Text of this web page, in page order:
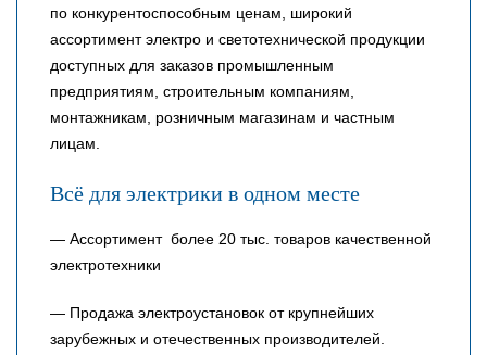
по конкурентоспособным ценам, широкий
ассортимент электро и светотехнической продукции
доступных для заказов промышленным
предприятиям, строительным компаниям,
монтажникам, розничным магазинам и частным
лицам.
Всё для электрики в одном месте
— Ассортимент более 20 тыс. товаров качественной
электротехники
— Продажа электроустановок от крупнейших
зарубежных и отечественных производителей.